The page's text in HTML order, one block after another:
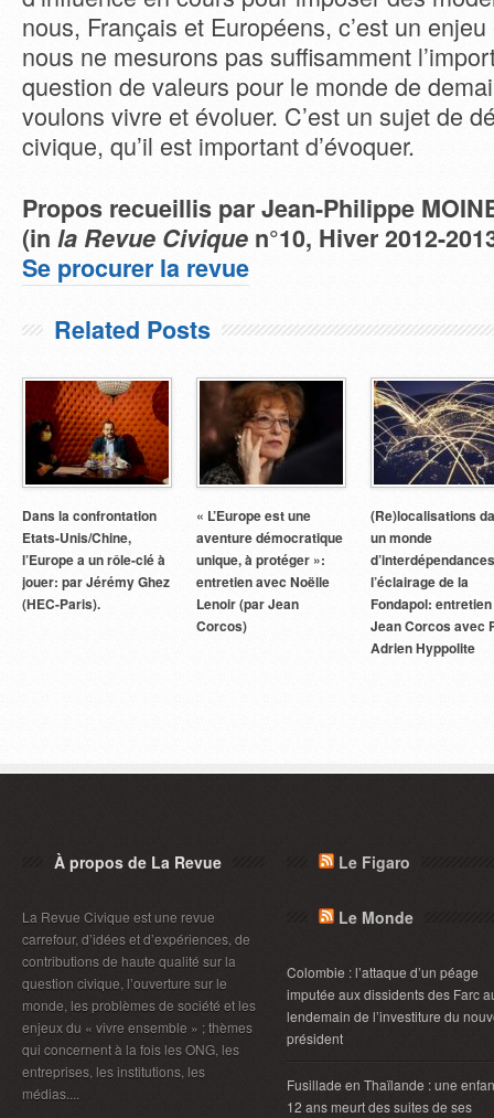
nous, Français et Européens, c’est un
nous ne mesurons pas suffisamment
question de valeurs pour le monde de
voulons vivre et évoluer. C’est un sujet de
civique, qu’il est important d’évoquer.
Propos recueillis par Jean-Philippe
(in la Revue Civique n°10, Hiver 2012-
Se procurer la revue
Related Posts
Dans la confrontation
Etats-Unis/Chine,
l’Europe a un rôle-clé à
jouer: par Jérémy Ghez
(HEC-Paris).
« L’Europe est une
aventure démocratique
unique, à protéger »:
entretien avec Noëlle
Lenoir (par Jean
Corcos)
(Re)localisations
un monde
l’éclairage de la
Fondapol:
Jean Corcos avec
Adrien Hyppolite
À propos de La Revue
La Revue Civique est une revue
carrefour, d’idées et d’expériences, de
contributions de haute qualité sur la
question civique, l’ouverture sur le
monde, les problèmes de société et les
enjeux du « vivre ensemble » ; thèmes
qui concernent à la fois les ONG, les
entreprises, les institutions, les
médias....
Le Figaro
Le Monde
Colombie : l’attaque d’un péage
imputée aux dissidents des Farc
lendemain de l’investiture du
président
Fusillade en Thaïlande : une
12 ans meurt des suites de ses